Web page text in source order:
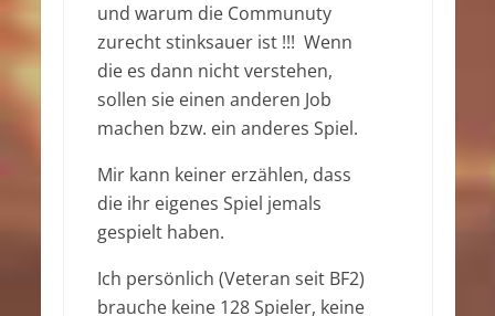
und warum die Communuty
zurecht stinksauer ist !!! Wenn
die es dann nicht verstehen,
sollen sie einen anderen Job
machen bzw. ein anderes Spiel.
Mir kann keiner erzählen, dass
die ihr eigenes Spiel jemals
gespielt haben.
Ich persönlich (Veteran seit BF2)
brauche keine 128 Spieler, keine